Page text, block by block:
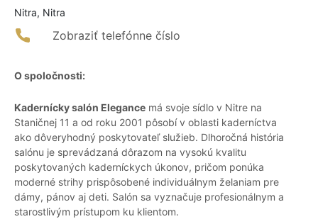
Nitra, Nitra
Zobraziť telefónne číslo
O spoločnosti:
Kadernícky salón Elegance má svoje sídlo v Nitre na
Staničnej 11 a od roku 2001 pôsobí v oblasti kaderníctva
ako dôveryhodný poskytovateľ služieb. Dlhoročná história
salónu je sprevádzaná dôrazom na vysokú kvalitu
poskytovaných kaderníckych úkonov, pričom ponúka
moderné strihy prispôsobené individuálnym želaniam pre
dámy, pánov aj deti. Salón sa vyznačuje profesionálnym a
starostlivým prístupom ku klientom.